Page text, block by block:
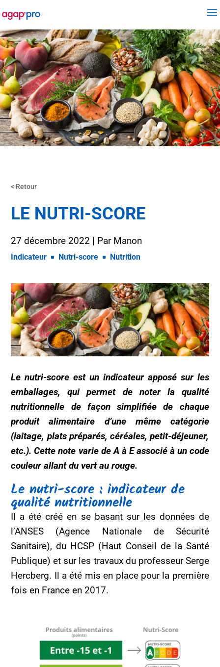
< Retour
LE NUTRI-SCORE
27 décembre 2022 | Par Manon
Indicateur Nutri-score Nutrition
Lenutri-scoreest un indicateur apposé sur les
emballages,
qui permet de noter la qualité
nutritionnelle de façon simplifiée de chaque
produit alimentaire d’une même catégorie
(laitage, plats préparés, céréales,petit-déjeuner,
etc.). Cettenote varie de A à Eassocié à un code
couleurallant du vertau rouge.
Le nutri-score : indicateur de
qualité nutritionnelle
Il a été créé en se basant sur les données de
l’ANSES (Agence Nationale de Sécurité
Sanitaire), du HCSP (Haut Conseil de la Santé
Publique) et sur les travaux du professeur Serge
Hercberg. Il a été mis en place pour la première
fois en France en 2017.